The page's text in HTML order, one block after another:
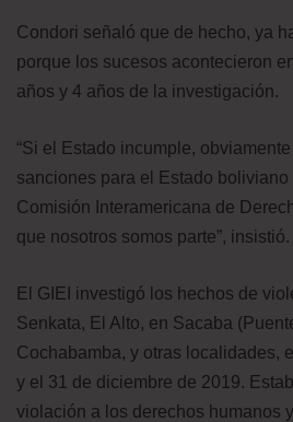
Condori señaló que de hecho, ya
porque los sucesos acontecieron
años y 4 años de la investigación.
“Si el Estado incumple,
sanciones para el Estado boliviano
Comisión Interamericana de
que nosotros somos parte”, insistió.
El GIEI investigó los hechos de
Senkata, El Alto, en Sacaba
Cochabamba, y otras localidades,
y el 31 de diciembre de 2019.
violación a los derechos humanos